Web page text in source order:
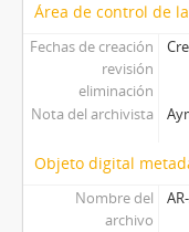
Área de control de
Fechas de creación
revisión
eliminación
Nota del archivista
Objeto digital
Nombre del
archivo